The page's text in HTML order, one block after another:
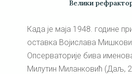
Велики
Када је маја 1948. године
оставка Војислава
Опсерваторије бива
Милутин Миланковић (Даљ,